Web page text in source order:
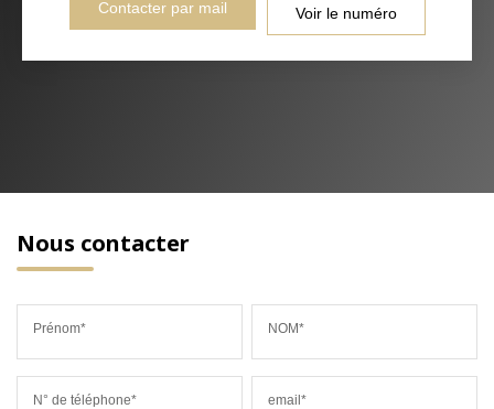
Contacter par mail Voir le numéro
Nous contacter
Prénom* NOM*
N° de téléphone* email*